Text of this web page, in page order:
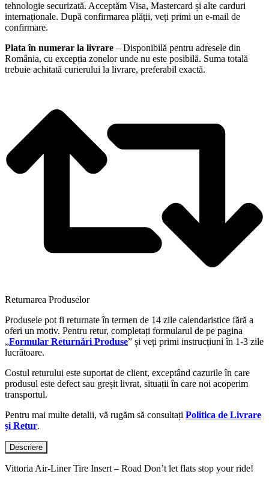
tehnologie securizată. Acceptăm Visa, Mastercard și alte carduri
internaționale. După confirmarea plății, veți primi un e-mail de
confirmare.
Plata în numerar la livrare – Disponibilă pentru adresele din
România, cu excepția zonelor unde nu este posibilă. Suma totală
trebuie achitată curierului la livrare, preferabil exactă.
Returnarea Produselor
Produsele pot fi returnate în termen de 14 zile calendaristice fără a
oferi un motiv. Pentru retur, completați formularul de pe pagina
„Formular Returnări Produse” și veți primi instrucțiuni în 1-3 zile
lucrătoare.
Costul returului este suportat de client, exceptând cazurile în care
produsul este defect sau greșit livrat, situații în care noi acoperim
transportul.
Pentru mai multe detalii, vă rugăm să consultați Politica de Livrare
și Retur.
Descriere
Vittoria Air-Liner Tire Insert – Road Don’t let flats stop your ride!